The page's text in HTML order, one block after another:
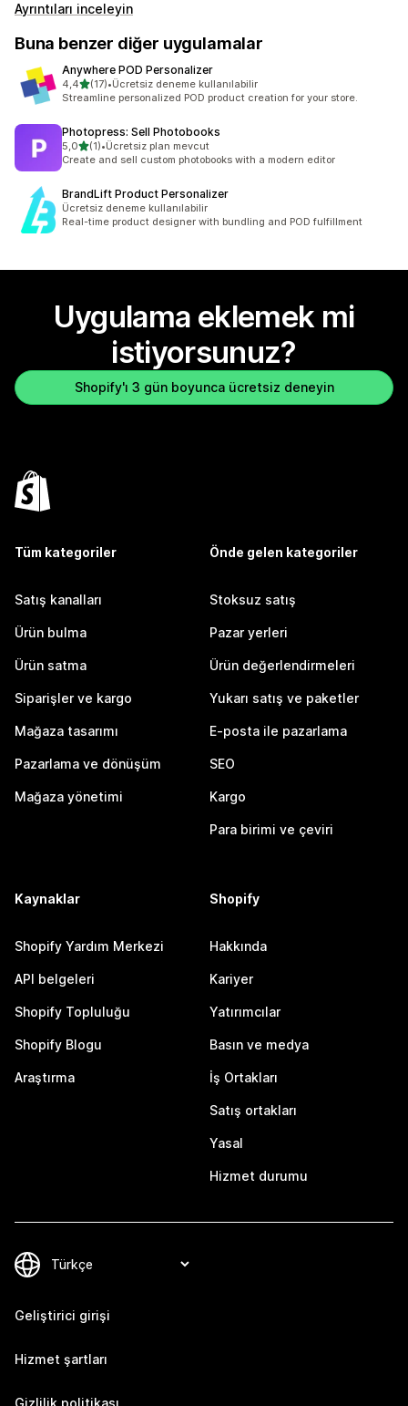
Ayrıntıları inceleyin
Buna benzer diğer uygulamalar
Anywhere POD Personalizer
4,45 yıldız üzerinden
(17)
toplam 17 değerlendirme
•Ücretsiz deneme kullanılabilir
Streamline personalized POD product creation for your store.
Photopress: Sell Photobooks
5,05 yıldız üzerinden
(1)
toplam 1 değerlendirme
•Ücretsiz plan mevcut
Create and sell custom photobooks with a modern editor
BrandLift Product Personalizer
Ücretsiz deneme kullanılabilir
Real-time product designer with bundling and POD fulfillment
Uygulama eklemek mi
istiyorsunuz?
Shopify'ı 3 gün boyunca ücretsiz deneyin
Tüm kategoriler
Satış kanalları
Ürün bulma
Ürün satma
Siparişler ve kargo
Mağaza tasarımı
Pazarlama ve dönüşüm
Mağaza yönetimi
Önde gelen kategoriler
Stoksuz satış
Pazar yerleri
Ürün değerlendirmeleri
Yukarı satış ve paketler
E-posta ile pazarlama
SEO
Kargo
Para birimi ve çeviri
Kaynaklar
Shopify Yardım Merkezi
API belgeleri
Shopify Topluluğu
Shopify Blogu
Araştırma
Shopify
Hakkında
Kariyer
Yatırımcılar
Basın ve medya
İş Ortakları
Satış ortakları
Yasal
Hizmet durumu
Geliştirici girişi
Hizmet şartları